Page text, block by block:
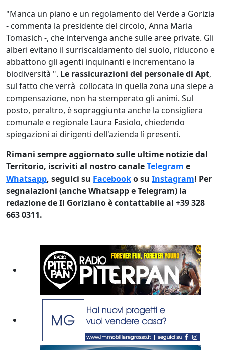
"Manca un piano e un regolamento del Verde a Gorizia
- commenta la presidente del circolo, Anna Maria
Tomasich -, che intervenga anche sulle aree private. Gli
alberi evitano il surriscaldamento del suolo, riducono e
abbattono gli agenti inquinanti e incrementano la
biodiversità ". Le rassicurazioni del personale di Apt,
sul fatto che verrà collocata in quella zona una siepe a
compensazione, non ha stemperato gli animi. Sul
posto, peraltro, è sopraggiunta anche la consigliera
comunale e regionale Laura Fasiolo, chiedendo
spiegazioni ai dirigenti dell'azienda lì presenti.
Rimani sempre aggiornato sulle ultime notizie dal
Territorio, iscriviti al nostro canaleTelegram e
Whatsapp, seguici su Facebooko su Instagram! Per
segnalazioni (anche Whatsapp e Telegram) la
redazione de Il Goriziano è contattabile al +39 328
663 0311.